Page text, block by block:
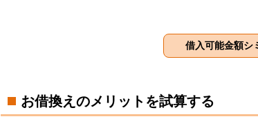
お借換えのメリットを試算する